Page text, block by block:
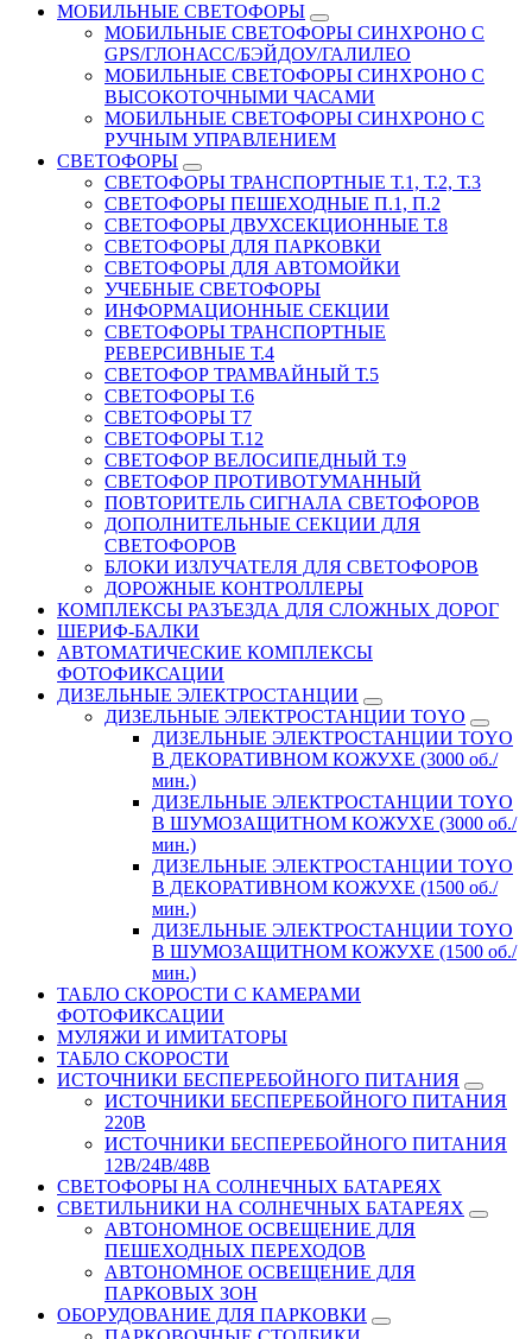
МОБИЛЬНЫЕ СВЕТОФОРЫ
МОБИЛЬНЫЕ СВЕТОФОРЫ СИНХРОНО С
GPS/ГЛОНАСС/БЭЙДОУ/ГАЛИЛЕО
МОБИЛЬНЫЕ СВЕТОФОРЫ СИНХРОНО С
ВЫСОКОТОЧНЫМИ ЧАСАМИ
МОБИЛЬНЫЕ СВЕТОФОРЫ СИНХРОНО С
РУЧНЫМ УПРАВЛЕНИЕМ
СВЕТОФОРЫ
СВЕТОФОРЫ ТРАНСПОРТНЫЕ Т.1, Т.2, Т.3
СВЕТОФОРЫ ПЕШЕХОДНЫЕ П.1, П.2
СВЕТОФОРЫ ДВУХСЕКЦИОННЫЕ Т.8
СВЕТОФОРЫ ДЛЯ ПАРКОВКИ
СВЕТОФОРЫ ДЛЯ АВТОМОЙКИ
УЧЕБНЫЕ СВЕТОФОРЫ
ИНФОРМАЦИОННЫЕ СЕКЦИИ
СВЕТОФОРЫ ТРАНСПОРТНЫЕ
РЕВЕРСИВНЫЕ Т.4
СВЕТОФОР ТРАМВАЙНЫЙ Т.5
СВЕТОФОРЫ Т.6
СВЕТОФОРЫ Т7
СВЕТОФОРЫ Т.12
СВЕТОФОР ВЕЛОСИПЕДНЫЙ Т.9
СВЕТОФОР ПРОТИВОТУМАННЫЙ
ПОВТОРИТЕЛЬ СИГНАЛА СВЕТОФОРОВ
ДОПОЛНИТЕЛЬНЫЕ СЕКЦИИ ДЛЯ
СВЕТОФОРОВ
БЛОКИ ИЗЛУЧАТЕЛЯ ДЛЯ СВЕТОФОРОВ
ДОРОЖНЫЕ КОНТРОЛЛЕРЫ
КОМПЛЕКСЫ РАЗЪЕЗДА ДЛЯ СЛОЖНЫХ ДОРОГ
ШЕРИФ-БАЛКИ
АВТОМАТИЧЕСКИЕ КОМПЛЕКСЫ
ФОТОФИКСАЦИИ
ДИЗЕЛЬНЫЕ ЭЛЕКТРОСТАНЦИИ
ДИЗЕЛЬНЫЕ ЭЛЕКТРОСТАНЦИИ TOYO
ДИЗЕЛЬНЫЕ ЭЛЕКТРОСТАНЦИИ TOYO
В ДЕКОРАТИВНОМ КОЖУХЕ (3000 об./
мин.)
ДИЗЕЛЬНЫЕ ЭЛЕКТРОСТАНЦИИ TOYO
В ШУМОЗАЩИТНОМ КОЖУХЕ (3000 об./
мин.)
ДИЗЕЛЬНЫЕ ЭЛЕКТРОСТАНЦИИ TOYO
В ДЕКОРАТИВНОМ КОЖУХЕ (1500 об./
мин.)
ДИЗЕЛЬНЫЕ ЭЛЕКТРОСТАНЦИИ TOYO
В ШУМОЗАЩИТНОМ КОЖУХЕ (1500 об./
мин.)
ТАБЛО СКОРОСТИ С КАМЕРАМИ
ФОТОФИКСАЦИИ
МУЛЯЖИ И ИМИТАТОРЫ
ТАБЛО СКОРОСТИ
ИСТОЧНИКИ БЕСПЕРЕБОЙНОГО ПИТАНИЯ
ИСТОЧНИКИ БЕСПЕРЕБОЙНОГО ПИТАНИЯ
220В
ИСТОЧНИКИ БЕСПЕРЕБОЙНОГО ПИТАНИЯ
12В/24В/48В
СВЕТОФОРЫ НА СОЛНЕЧНЫХ БАТАРЕЯХ
СВЕТИЛЬНИКИ НА СОЛНЕЧНЫХ БАТАРЕЯХ
АВТОНОМНОЕ ОСВЕЩЕНИЕ ДЛЯ
ПЕШЕХОДНЫХ ПЕРЕХОДОВ
АВТОНОМНОЕ ОСВЕЩЕНИЕ ДЛЯ
ПАРКОВЫХ ЗОН
ОБОРУДОВАНИЕ ДЛЯ ПАРКОВКИ